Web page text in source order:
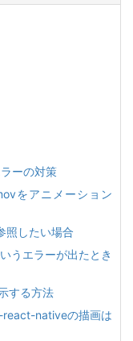
ーの対策
をアニメーション
照したい場合
うエラーが出たとき
する方法
react-nativeの描画は